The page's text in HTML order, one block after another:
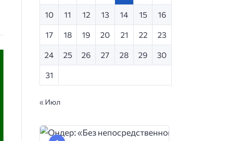
10 11 12 13 14 15 16
17 18 19 20 21 22 23
24 25 26 27 28 29 30
31
« Июл